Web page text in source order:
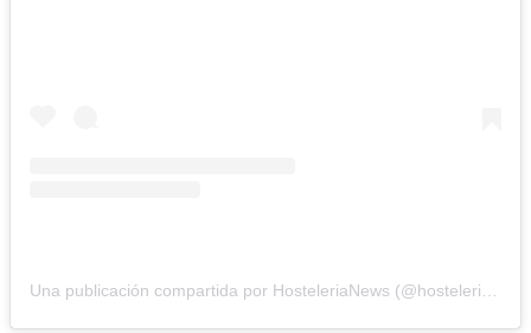
Una publicación compartida por HosteleriaNews (@hostelerianews)